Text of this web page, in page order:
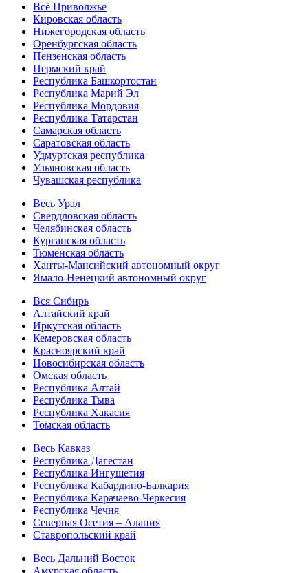
Всё Приволжье
Кировская область
Нижегородская область
Оренбургская область
Пензенская область
Пермский край
Республика Башкортостан
Республика Марий Эл
Республика Мордовия
Республика Татарстан
Самарская область
Саратовская область
Удмуртская республика
Ульяновская область
Чувашская республика
Весь Урал
Свердловская область
Челябинская область
Курганская область
Тюменская область
Ханты-Мансийский автономный округ
Ямало-Ненецкий автономный округ
Вся Сибирь
Алтайский край
Иркутская область
Кемеровская область
Красноярский край
Новосибирская область
Омская область
Республика Алтай
Республика Тыва
Республика Хакасия
Томская область
Весь Кавказ
Республика Дагестан
Республика Ингушетия
Республика Кабардино-Балкария
Республика Карачаево-Черкесия
Республика Чечня
Северная Осетия – Алания
Ставропольский край
Весь Дальний Восток
Амурская область